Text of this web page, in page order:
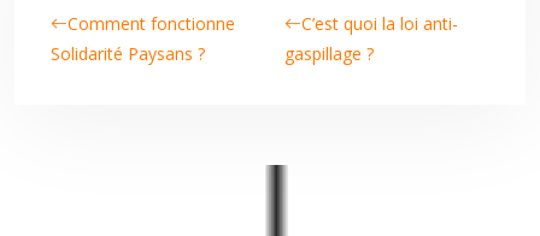
Comment fonctionne
Solidarité Paysans ?
C’est quoi la loi anti-
gaspillage ?